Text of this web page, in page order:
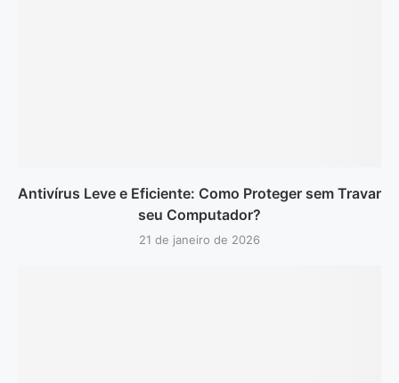
Antivírus Leve e Eficiente: Como Proteger sem Travar
seu Computador?
21 de janeiro de 2026